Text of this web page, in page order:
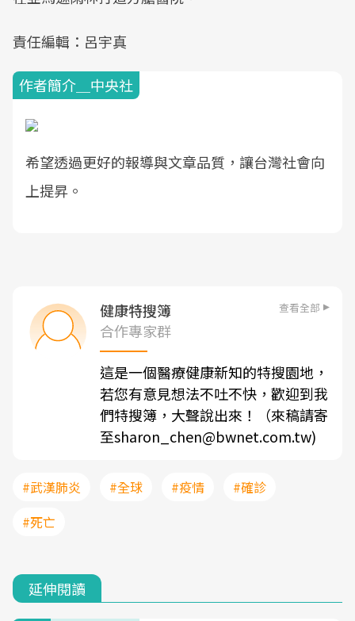
責任編輯：呂宇真
作者簡介＿中央社
希望透過更好的報導與文章品質，讓台灣社會向
上提昇。
健康特搜簿 查看全部
合作專家群
這是一個醫療健康新知的特搜園地，
若您有意見想法不吐不快，歡迎到我
們特搜簿，大聲說出來！（來稿請寄
至sharon_chen@bwnet.com.tw)
#武漢肺炎 #全球 #疫情
#確診
#死亡
延伸閱讀